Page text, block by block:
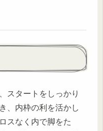
スタートをしっかり
、内枠の利を活かし
スなく内で脚をた